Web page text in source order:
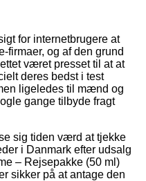
for internetbrugere at
firmaer, og af den grund
været presset til at at
deres bedst i test
ligeledes til mænd og
gange tilbyde fragt
sig tiden værd at tjekke
i Danmark efter udsalg
– Rejsepakke (50 ml)
sikker på at antage den